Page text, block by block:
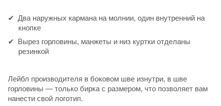
Два наружных кармана на молнии, один внутренний на
кнопке
Вырез горловины, манжеты и низ куртки отделаны
резинкой
Лейбл производителя в боковом шве изнутри, в шве
горловины — только бирка с размером, что позволяет вам
нанести свой логотип.